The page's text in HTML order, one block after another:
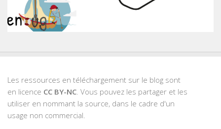
Les ressources en téléchargement sur le blog sont
en licence CC BY-NC . Vous pouvez les partager et les
utiliser en nommant la source, dans le cadre d'un
usage non commercial.